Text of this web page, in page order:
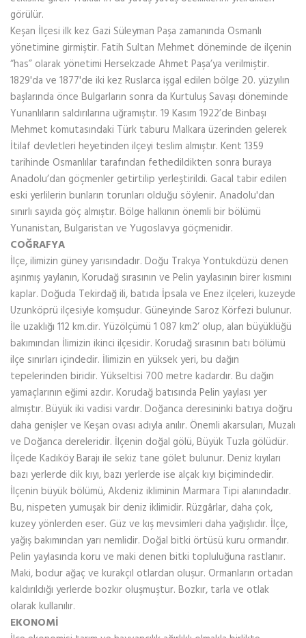
görülür.
Keşan İlçesi ilk kez Gazi Süleyman Paşa zamanında Osmanlı
yönetimine girmiştir. Fatih Sultan Mehmet döneminde de ilçenin
“has” olarak yönetimi Hersekzade Ahmet Paşa’ya verilmiştir.
1829'da ve 1877'de iki kez Ruslarca işgal edilen bölge 20. yüzyılın
başlarında önce Bulgarların sonra da Kurtuluş Savaşı döneminde
Yunanlıların saldırılarına uğramıştır. 19 Kasım 1922’de Binbaşı
Mehmet komutasındaki Türk taburu Malkara üzerinden gelerek
İtilaf devletleri heyetinden ilçeyi teslim almıştır. Kent 1359
tarihinde Osmanlılar tarafından fethedildikten sonra buraya
Anadolu’dan göçmenler getirtilip yerleştirildi. Gacal tabir edilen
eski yerlilerin bunların torunları olduğu söylenir. Anadolu'dan
sınırlı sayıda göç almıştır. Bölge halkının önemli bir bölümü
Yunanistan, Bulgaristan ve Yugoslavya göçmenidir.
COĞRAFYA
İlçe, ilimizin güney yarısındadır. Doğu Trakya Yontukdüzü denen
aşınmış yaylanın, Korudağ sırasının ve Pelin yaylasının birer kısmını
kaplar. Doğuda Tekirdağ ili, batıda İpsala ve Enez ilçeleri, kuzeyde
Uzunköprü ilçesiyle komşudur. Güneyinde Saroz Körfezi bulunur.
İle uzaklığı 112 km.dir. Yüzölçümü 1 087 km2’ olup, alan büyüklüğü
bakımından İlimizin ikinci ilçesidir. Korudağ sırasının batı bölümü
ilçe sınırları içindedir. İlimizin en yüksek yeri, bu dağın
tepelerinden biridir. Yükseltisi 700 metre kadardır. Bu dağın
yamaçlarının eğimi azdır. Korudağ batısında Pelin yaylası yer
almıştır. Büyük iki vadisi vardır. Doğanca deresininki batıya doğru
daha genişler ve Keşan ovası adıyla anılır. Önemli akarsuları, Muzalı
ve Doğanca dereleridir. İlçenin doğal gölü, Büyük Tuzla gölüdür.
İlçede Kadıköy Barajı ile sekiz tane gölet bulunur. Deniz kıyıları
bazı yerlerde dik kıyı, bazı yerlerde ise alçak kıyı biçimindedir.
İlçenin büyük bölümü, Akdeniz ikliminin Marmara Tipi alanındadır.
Bu, nispeten yumuşak bir deniz iklimidir. Rüzgârlar, daha çok,
kuzey yönlerden eser. Güz ve kış mevsimleri daha yağışlıdır. İlçe,
yağış bakımından yarı nemlidir. Doğal bitki örtüsü kuru ormandır.
Pelin yaylasında koru ve maki denen bitki topluluğuna rastlanır.
Maki, bodur ağaç ve kurakçıl otlardan oluşur. Ormanların ortadan
kaldırıldığı yerlerde bozkır oluşmuştur. Bozkır, tarla ve otlak
olarak kullanılır.
EKONOMİ